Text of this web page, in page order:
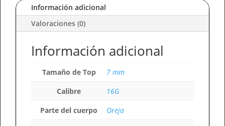
cantidadInformación adicional
Valoraciones (0)
Información adicional
Tamaño de Top
7 mm
Calibre
16G
Parte del cuerpo
Oreja